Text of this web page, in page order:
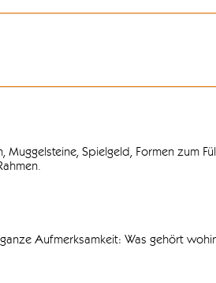
Spielgeld, Formen zum
Aufmerksamkeit: Was gehört